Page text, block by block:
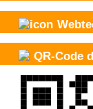
QR-Code